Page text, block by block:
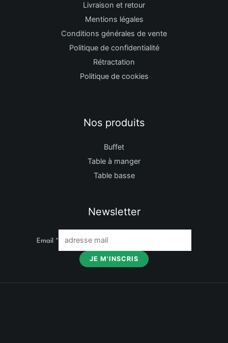
Livraison et retour
Mentions légales
Conditions générales de vente
Politique de confidentialité
Rétractation
Politique de cookies
Nos produits
Buffet
Table à manger
Table basse
Newsletter
Email *
JE M'INSCRIS